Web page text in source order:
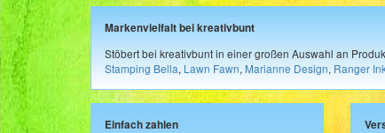
Markenvielfalt bei kreativbunt
Stöbert bei kreativbunt in einer großen Auswahl an
Stamping Bella, Lawn Fawn, Marianne Design, Ranger
Einfach zahlen